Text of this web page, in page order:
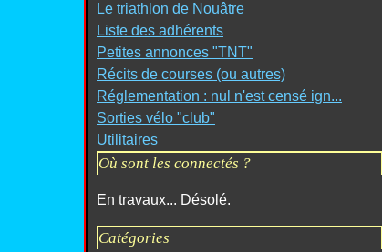
Le triathlon de Nouâtre
Liste des adhérents
Petites annonces "TNT"
Récits de courses (ou autres)
Réglementation : nul n'est censé ign...
Sorties vélo "club"
Utilitaires
Où sont les connectés ?
En travaux... Désolé.
Catégories